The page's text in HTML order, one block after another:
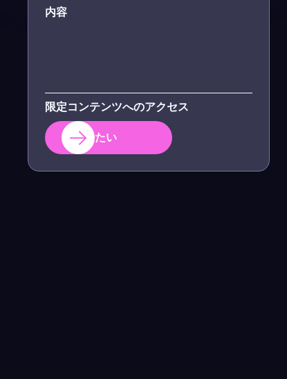
内容
限定コンテンツへのアクセス
登録したい